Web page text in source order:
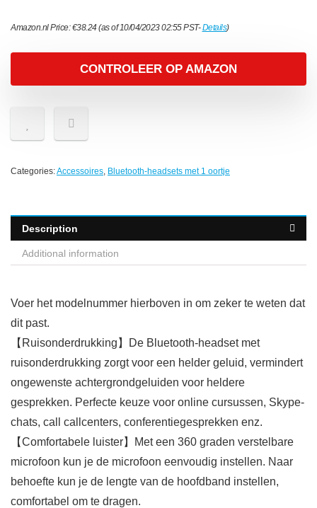
Amazon.nl Price:€38.24(as of 10/04/2023 02:55 PST-Details)
CONTROLEER OP AMAZON
Categories:Accessoires, Bluetooth-headsets met 1 oortje
Description
Additional information
Voer het modelnummer hierboven in om zeker te weten dat
dit past.
【Ruisonderdrukking】De Bluetooth-headset met
ruisonderdrukking zorgt voor een helder geluid, vermindert
ongewenste achtergrondgeluiden voor heldere
gesprekken. Perfecte keuze voor online cursussen, Skype-
chats, call callcenters, conferentiegesprekken enz.
【Comfortabele luister】Met een 360 graden verstelbare
microfoon kun je de microfoon eenvoudig instellen. Naar
behoefte kun je de lengte van de hoofdband instellen,
comfortabel om te dragen.